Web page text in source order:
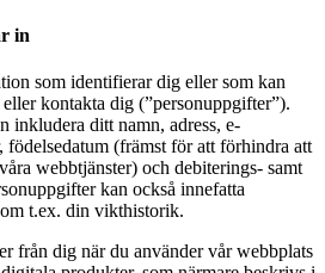
in
som identifierar dig eller som kan
kontakta dig (”personuppgifter”).
inkludera ditt namn, adress, e-
födelsedatum (främst för att förhindra att
webbtjänster) och debiterings- samt
kan också innefatta
t.ex. din vikthistorik.
från dig när du använder vår webbplats